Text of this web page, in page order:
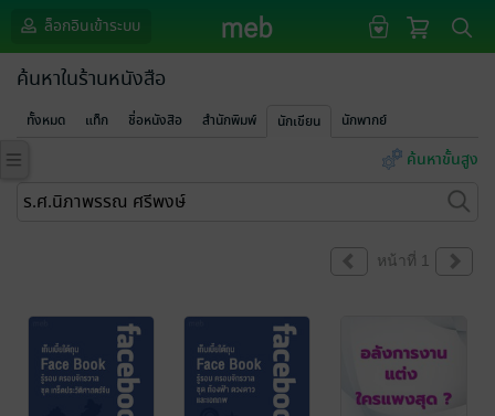
ล็อกอินเข้าระบบ
ค้นหาในร้านหนังสือ
ทั้งหมด แท็ก ชื่อหนังสือ สำนักพิมพ์ นักเขียน นักพากย์
ค้นหาขั้นสูง
หน้าที่ 1